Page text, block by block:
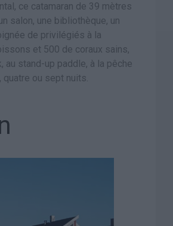
ce catamaran de 39 mètres
salon, une bibliothèque, un
de privilégiés à la
et 500 de coraux sains,
au stand-up paddle, à la pêche
ou sept nuits.